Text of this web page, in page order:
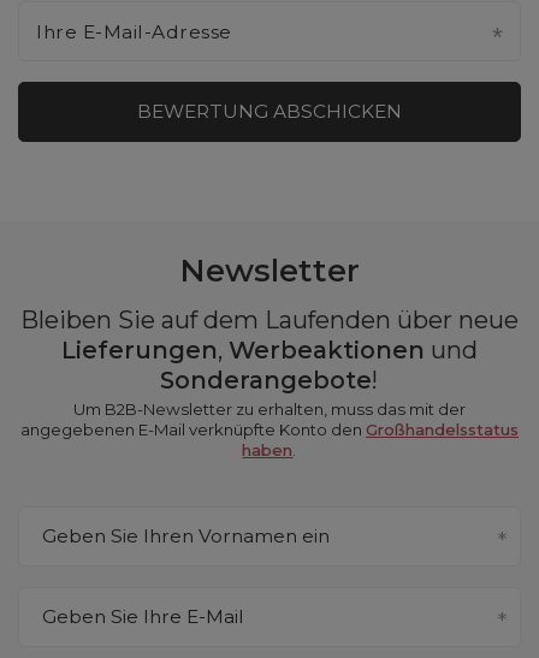
Ihre E-Mail-Adresse
BEWERTUNG ABSCHICKEN
Newsletter
Bleiben Sie auf dem Laufenden über neue
Lieferungen, Werbeaktionen und
Sonderangebote!
Um B2B-Newsletter zu erhalten, muss das mit der
angegebenen E-Mail verknüpfte Konto den Großhandelsstatus
haben
Geben Sie Ihren Vornamen ein
Geben Sie Ihre E-Mail